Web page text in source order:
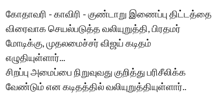
கோதாவரி - காவிரி - குண்டாறு இணைப்பு திட்டத்தை
விரைவாக செயல்படுத்த வலியுறுத்தி, பிரதமர்
மோடிக்கு, முதலமைச்சர் விஜய் கடிதம்
எழுதியுள்ளார்...
சிறப்பு அமைப்பை நிறுவுவது குறித்து பரிசீலிக்க
வேண்டும் என கடிதத்தில் வலியுறுத்தியுள்ளார்..